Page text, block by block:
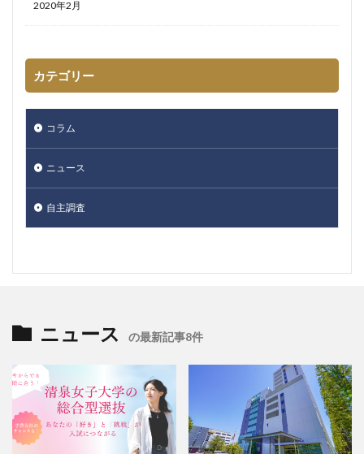
2020年2月
カテゴリー
コラム
ニュース
自主調査
ニュース の最新記事8件